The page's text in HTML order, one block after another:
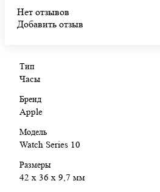
Нет отзывов
Добавить отзыв
Тип
Часы
Бренд
Apple
Модель
Watch Series 10
Размеры
42 х 36 х 9,7 мм